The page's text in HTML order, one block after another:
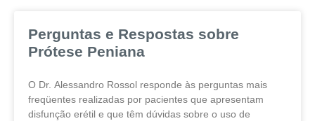
Perguntas e Respostas sobre
Prótese Peniana
O Dr. Alessandro Rossol responde às perguntas mais
freqüentes realizadas por pacientes que apresentam
disfunção erétil e que têm dúvidas sobre o uso de